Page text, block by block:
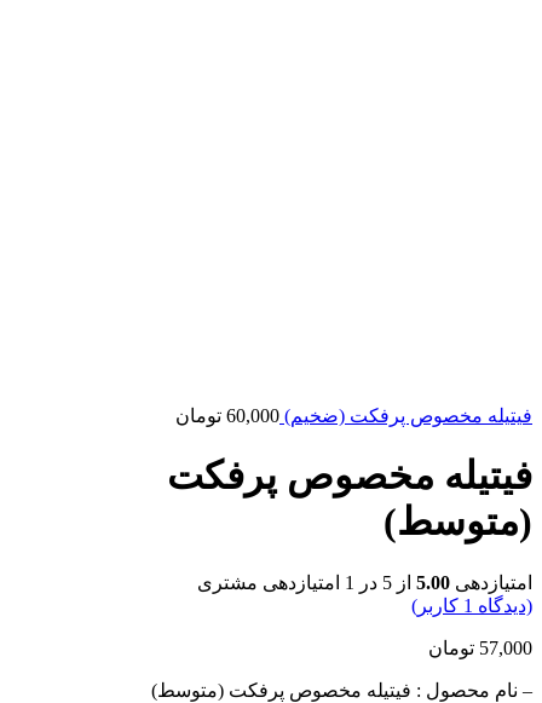
فیتیله مخصوص پرفکت (ضخیم) 60,000 تومان
فیتیله مخصوص پرفکت
(متوسط)
امتیازدهی 5.00 از 5 در 1 امتیازدهی مشتری
(دیدگاه 1 کاربر)
57,000 تومان
– نام محصول : فیتیله مخصوص پرفکت (متوسط)